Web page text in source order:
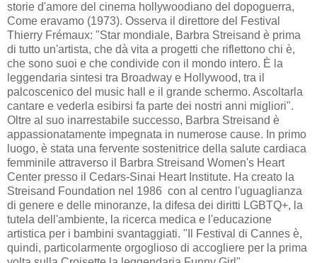
storie d'amore del cinema hollywoodiano del dopoguerra,
Come eravamo (1973). Osserva il direttore del Festival
Thierry Frémaux: "Star mondiale, Barbra Streisand è prima
di tutto un'artista, che dà vita a progetti che riflettono chi è,
che sono suoi e che condivide con il mondo intero. È la
leggendaria sintesi tra Broadway e Hollywood, tra il
palcoscenico del music hall e il grande schermo. Ascoltarla
cantare e vederla esibirsi fa parte dei nostri anni migliori".
Oltre al suo inarrestabile successo, Barbra Streisand è
appassionatamente impegnata in numerose cause. In primo
luogo, è stata una fervente sostenitrice della salute cardiaca
femminile attraverso il Barbra Streisand Women's Heart
Center presso il Cedars-Sinai Heart Institute. Ha creato la
Streisand Foundation nel 1986 con al centro l'uguaglianza
di genere e delle minoranze, la difesa dei diritti LGBTQ+, la
tutela dell'ambiente, la ricerca medica e l'educazione
artistica per i bambini svantaggiati. "Il Festival di Cannes è,
quindi, particolarmente orgoglioso di accogliere per la prima